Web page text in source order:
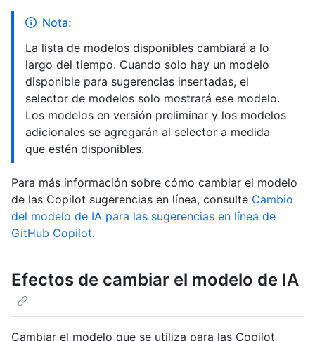
Nota:
La lista de modelos disponibles cambiará a lo
largo del tiempo. Cuando solo hay un modelo
disponible para sugerencias insertadas, el
selector de modelos solo mostrará ese modelo.
Los modelos en versión preliminar y los modelos
adicionales se agregarán al selector a medida
que estén disponibles.
Para más información sobre cómo cambiar el modelo
de las Copilot sugerencias en línea, consulte Cambio
del modelo de IA para las sugerencias en línea de
GitHub Copilot.
Efectos de cambiar el modelo de IA
Cambiar el modelo que se utiliza para las Copilot